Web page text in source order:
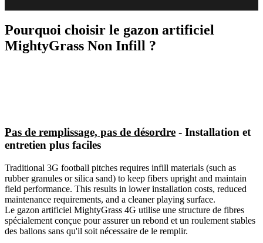
Pourquoi choisir le gazon artificiel
MightyGrass Non Infill ?
Pas de remplissage, pas de désordre - Installation et
entretien plus faciles
Traditional 3G football pitches requires infill materials (such as
rubber granules or silica sand) to keep fibers upright and maintain
field performance. This results in lower installation costs, reduced
maintenance requirements, and a cleaner playing surface.
Le gazon artificiel MightyGrass 4G utilise une structure de fibres
spécialement conçue pour assurer un rebond et un roulement stables
des ballons sans qu'il soit nécessaire de le remplir.